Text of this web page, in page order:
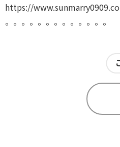
https://
。。。。。。。。。。。。。